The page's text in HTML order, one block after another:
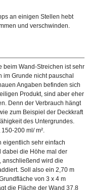
an einigen Stellen hebt
und verschwinden.
beim Wand-Streichen ist sehr
Grunde nicht pauschal
Angaben befinden sich
Produkt, sind aber eher
Denn der Verbrauch hängt
zum Beispiel der Deckkraft
des Untergrundes.
200 ml/ m².
eigentlich sehr einfach
dabei die Höhe mal der
anschließend wird die
Soll also ein 2,70 m
von 3 x 4 m
die Fläche der Wand 37,8